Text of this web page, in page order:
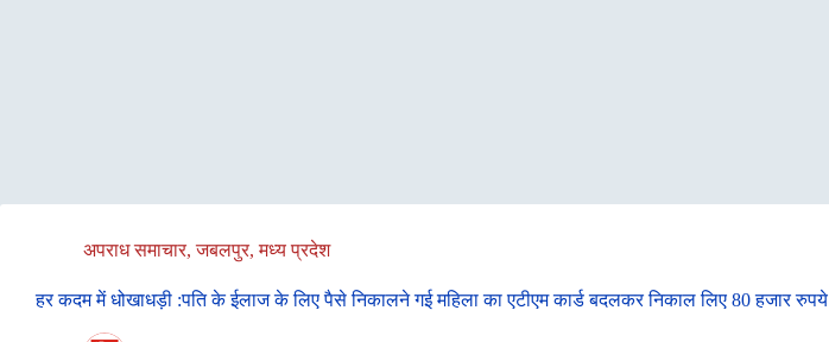
अपराध समाचार,जबलपुर,मध्य प्रदेश
हर कदम में धोखाधड़ी :पति के ईलाज के लिए पैसे निकालने गई महिला का एटीएम कार्ड बदलकर निकाल लिए 80 हजार रुपये